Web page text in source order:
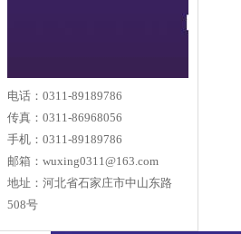
电话：0311-89189786
传真：0311-86968056
手机：0311-89189786
邮箱： wuxing0311@163.com
地址：河北省石家庄市中山东路
508号